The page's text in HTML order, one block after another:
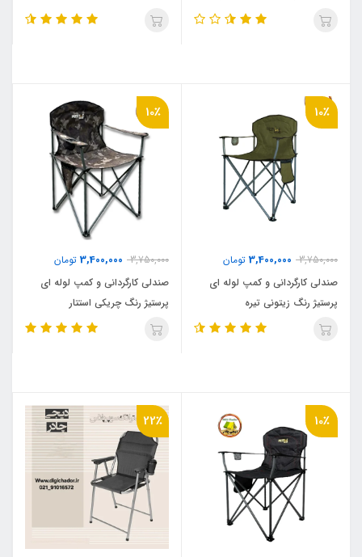
10٪
3,750,000
3,400,000 تومان
صندلی کارگردانی و کمپ لوله ای
پرستیژ رنگ زیتونی تیره
10٪
3,750,000
3,400,000 تومان
صندلی کارگردانی و کمپ لوله ای
پرستیژ رنگ چریکی استتار
10٪ 22٪